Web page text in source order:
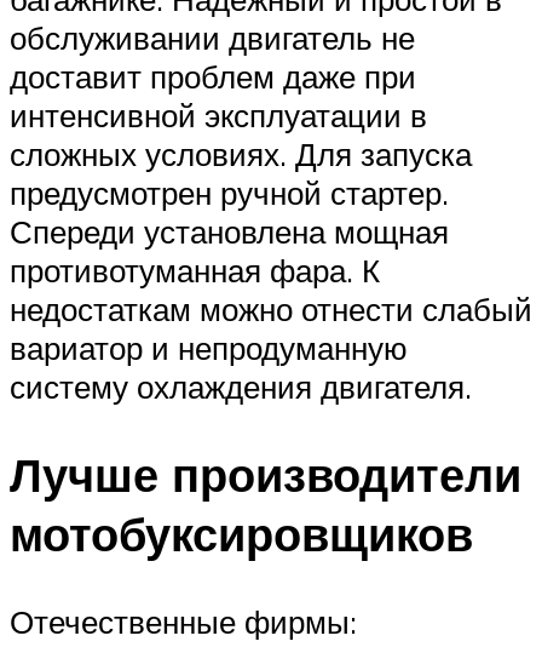
обслуживании двигатель не
доставит проблем даже при
интенсивной эксплуатации в
сложных условиях. Для запуска
предусмотрен ручной стартер.
Спереди установлена ​​мощная
противотуманная фара. К
недостаткам можно отнести слабый
вариатор и непродуманную
систему охлаждения двигателя.
Лучше производители
мотобуксировщиков
Отечественные фирмы: